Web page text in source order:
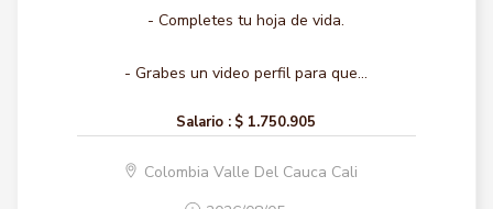
- Completes tu hoja de vida.
- Grabes un video perfil para que...
Salario : $ 1.750.905
Colombia Valle Del Cauca Cali